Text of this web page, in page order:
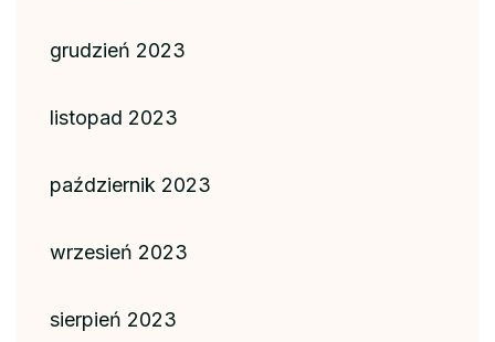
grudzień 2023
listopad 2023
październik 2023
wrzesień 2023
sierpień 2023